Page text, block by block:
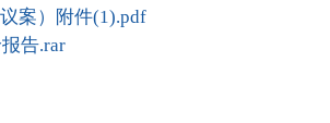
案）附件(1).pdf
告.rar